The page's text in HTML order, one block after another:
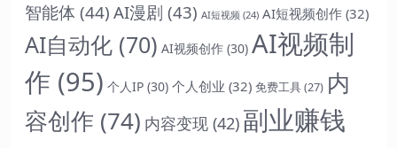
智能体 (44) AI漫剧 (43) AI短视频 (24) AI短视频创作 (32)
AI自动化 (70) AI视频创作 (30) AI视频制
作 (95) 个人IP (30) 个人创业 (32) 免费工具(27) 内
容创作 (74) 内容变现 (42) 副业赚钱